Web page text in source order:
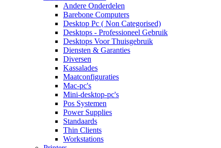
Andere Onderdelen
Barebone Computers
Desktop Pc ( Non Categorised)
Desktops - Professioneel Gebruik
Desktops Voor Thuisgebruik
Diensten & Garanties
Diversen
Kassalades
Maatconfiguraties
Mac-pc's
Mini-desktop-pc's
Pos Systemen
Power Supplies
Standaards
Thin Clients
Workstations